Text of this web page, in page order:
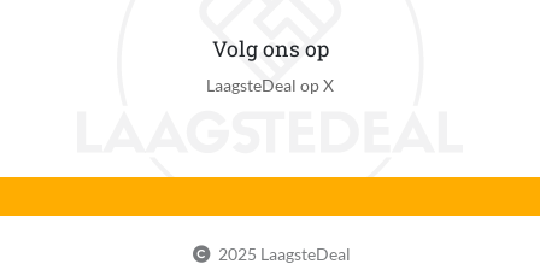
Volg ons op
LaagsteDeal op X
2025 LaagsteDeal